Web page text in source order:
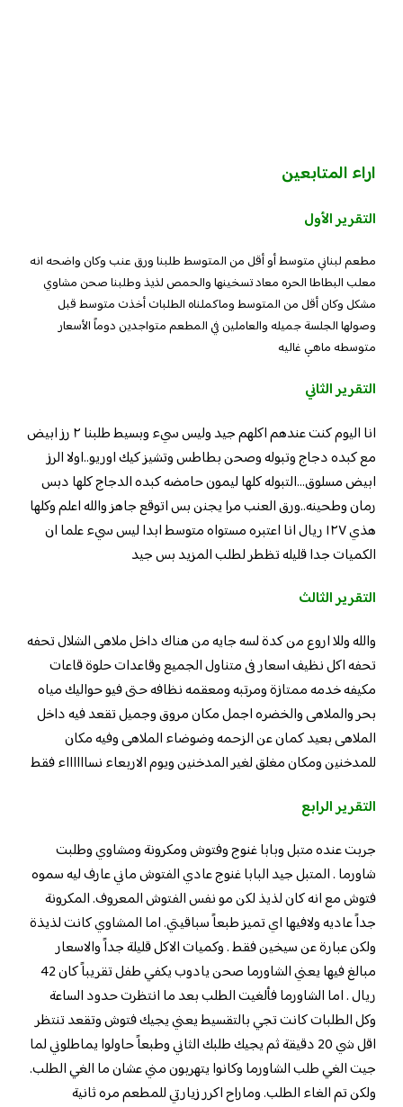
اراء المتابعين
التقرير الأول
مطعم لبناني متوسط أو أقل من المتوسط طلبنا ورق عنب وكان واضحه انه
معلب البطاطا الحره معاد تسخينها والحمص لذيذ وطلبنا صحن مشاوي
مشكل وكان أقل من المتوسط وماكملناه الطلبات أخذت متوسط قبل
وصولها الجلسة جميله والعاملين في المطعم متواجدين دوماً الأسعار
متوسطه ماهي غاليه
التقرير الثاني
انا اليوم كنت عندهم اكلهم جيد وليس سيء وبسيط طلبنا ٢ رز ابيض
مع كبده دجاج وتبوله وصحن بطاطس وتشيز كيك اوريو..اولا الرز
ابيض مسلوق…التبوله كلها ليمون حامضه كبده الدجاج كلها دبس
رمان وطحينه..ورق العنب مرا يجنن بس اتوقع جاهز والله اعلم وكلها
هذي ١٢٧ ريال انا اعتبره مستواه متوسط ابدا ليس سيء علما ان
الكميات جدا قليله تظطر لطلب المزيد بس جيد
التقرير الثالث
والله وللا اروع من كدة لسه جايه من هناك داخل ملاهى الشلال تحفه
تحفه اكل نظيف اسعار فى متناول الجميع وقاعدات حلوة قاعات
مكيفه خدمه ممتازة ومرتبه ومعقمه نظافه حتى فيو حواليك مياه
بحر والملاهى والخضره اجمل مكان مروق وجميل تقعد فيه داخل
الملاهى بعيد كمان عن الزحمه وضوضاء الملاهى وفيه مكان
للمدخنين ومكان مغلق لغير المدخنين ويوم الاربعاء نسااااااء فقط
التقرير الرابع
جربت عنده متبل وبابا غنوج وفتوش ومكرونة ومشاوي وطلبت
شاورما . المتبل جيد البابا غنوج عادي الفتوش ماني عارف ليه سموه
فتوش مع انه كان لذيذ لكن مو نفس الفتوش المعروف. المكرونة
جداً عاديه ولافيها اي تميز طبعاً سباقيتي. اما المشاوي كانت لذيذة
ولكن عبارة عن سيخين فقط . وكميات الاكل قليلة جداً والاسعار
مبالغ فيها يعني الشاورما صحن يادوب يكفي طفل تقريباً كان 42
ريال . اما الشاورما فألغيت الطلب بعد ما انتظرت حدود الساعة
وكل الطلبات كانت تجي بالتقسيط يعني يجيك فتوش وتقعد تنتظر
اقل شي 20 دقيقة ثم يجيك طلبك الثاني وطبعاً حاولوا يماطلوني لما
جيت الغي طلب الشاورما وكانوا يتهربون مني عشان ما الغي الطلب.
ولكن تم الغاء الطلب. وماراح اكرر زيارتي للمطعم مره ثانية